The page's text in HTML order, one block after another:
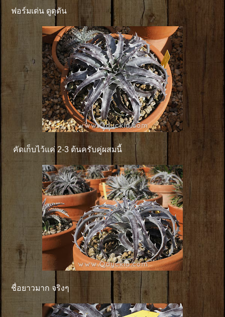
ฟอร์มเด่น ดูดุดัน
คัดเก็บไว้แค่ 2-3 ต้นครับคู่ผสมนี้
ชื่อยาวมาก จริงๆ